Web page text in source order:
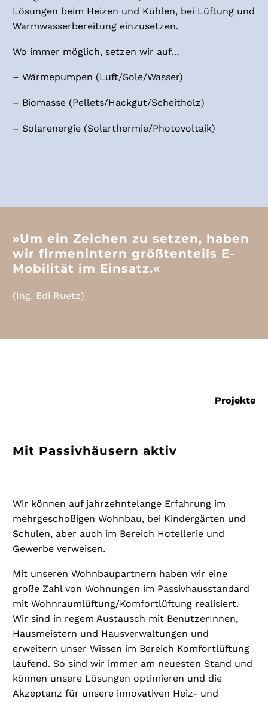
Lösungen beim Heizen und Kühlen, bei Lüftung und
Warmwasserbereitung einzusetzen.
Wo immer möglich, setzen wir auf…
– Wärmepumpen (Luft/Sole/Wasser)
– Biomasse (Pellets/Hackgut/Scheitholz)
– Solarenergie (Solarthermie/Photovoltaik)
»Um ein Zeichen zu setzen, haben
wir firmenintern größtenteils E-
Mobilität im Einsatz.«
(Ing. Edi Ruetz)
Mit Passivhäusern aktiv
Wir können auf jahrzehntelange Erfahrung im
mehrgeschoßigen Wohnbau, bei Kindergärten und
Schulen, aber auch im Bereich Hotellerie und
Gewerbe verweisen.
Mit unseren Wohnbaupartnern haben wir eine
große Zahl von Wohnungen im Passivhausstandard
mit Wohnraumlüftung/Komfortlüftung realisiert.
Wir sind in regem Austausch mit BenutzerInnen,
Hausmeistern und Hausverwaltungen und
erweitern unser Wissen im Bereich Komfortlüftung
laufend. So sind wir immer am neuesten Stand und
können unsere Lösungen optimieren und die
Akzeptanz für unsere innovativen Heiz- und
Projekte